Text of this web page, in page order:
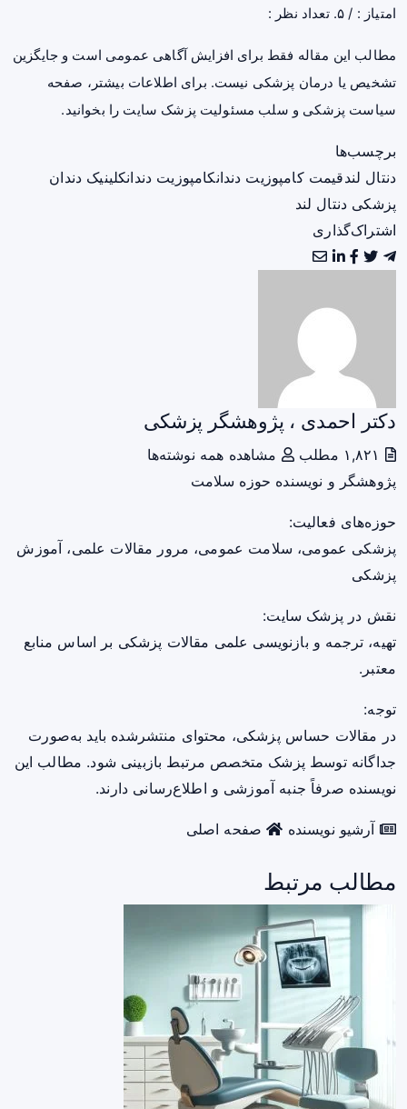
امتیاز : / ۵. تعداد نظر :
مطالب این مقاله فقط برای افزایش آگاهی عمومی است و جایگزین
تشخیص یا درمان پزشکی نیست. برای اطلاعات بیشتر، صفحه
سیاست پزشکی و سلب مسئولیت پزشک سایت را بخوانید.
برچسب‌ها
دنتال لندقیمت کامپوزیت دندانکامپوزیت دندانکلینیک دندان
پزشکی دنتال لند
اشتراک‌گذاری
دکتر احمدی ، پژوهشگر پزشکی
مشاهده همه نوشته‌ها
پژوهشگر و نویسنده حوزه سلامت
حوزه‌های فعالیت:
پزشکی عمومی، سلامت عمومی، مرور مقالات علمی، آموزش
پزشکی
نقش در پزشک سایت:
تهیه، ترجمه و بازنویسی علمی مقالات پزشکی بر اساس منابع
معتبر.
توجه:
در مقالات حساس پزشکی، محتوای منتشرشده باید به‌صورت
جداگانه توسط پزشک متخصص مرتبط بازبینی شود. مطالب این
نویسنده صرفاً جنبه آموزشی و اطلاع‌رسانی دارند.
آرشیو نویسنده صفحه اصلی
مطالب مرتبط